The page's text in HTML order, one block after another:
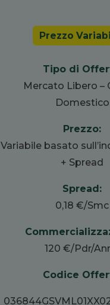
Prezzo
Tipo di
Mercato Libero –
Domestico
Prezzo:
Variabile basato
+ Spread
Spread:
0,18 €/Smc
120 €/Pdr/
Codice